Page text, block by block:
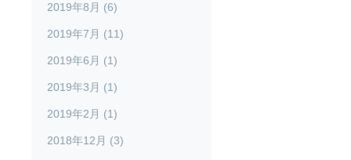
2019年8月 (6)
2019年7月 (11)
2019年6月 (1)
2019年3月 (1)
2019年2月 (1)
2018年12月 (3)